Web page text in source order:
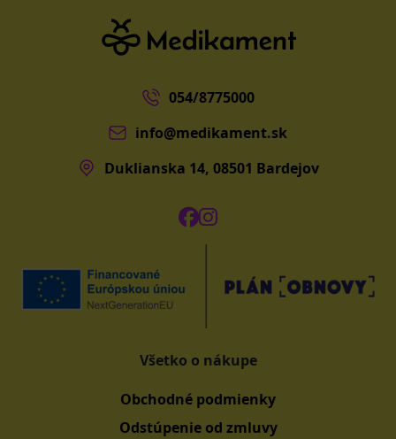
054/8775000
info@medikament.sk
Duklianska 14, 08501 Bardejov
Všetko o nákupe
Obchodné podmienky
Odstúpenie od zmluvy